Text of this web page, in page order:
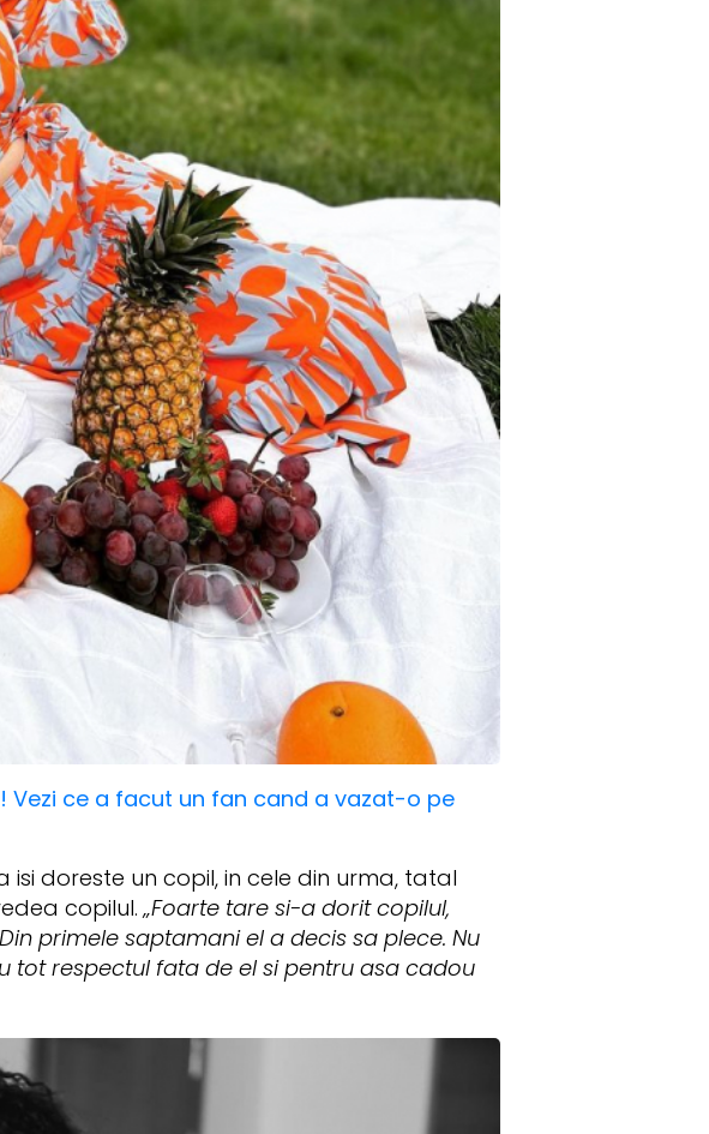
Vezi ce a facut un fan cand a vazat-o pe
doreste un copil, in cele din urma, tatal
copilul. „Foarte tare si-a dorit copilul,
primele saptamani el a decis sa plece. Nu
tot respectul fata de el si pentru asa cadou